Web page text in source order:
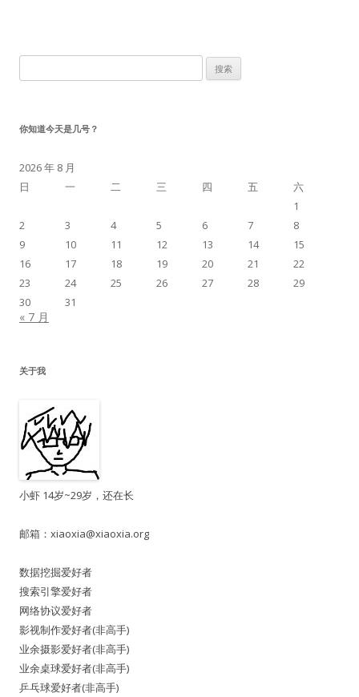
索：
你知道今天是几号？
2026 年 8 月
日
一 二 三 四 五
六
1
2
3 4 5 6 7
8
9
10 11 12 13 14
15
16
17 18 19 20 21
22
23
24 25 26 27 28
29
30
31
« 7 月
关于我
小虾 14岁~29岁，还在长
邮箱： xiaoxia@xiaoxia.org
数据挖掘爱好者
搜索引擎爱好者
网络协议爱好者
影视制作爱好者(非高手)
业余摄影爱好者(非高手)
业余桌球爱好者(非高手)
乒乓球爱好者(非高手)